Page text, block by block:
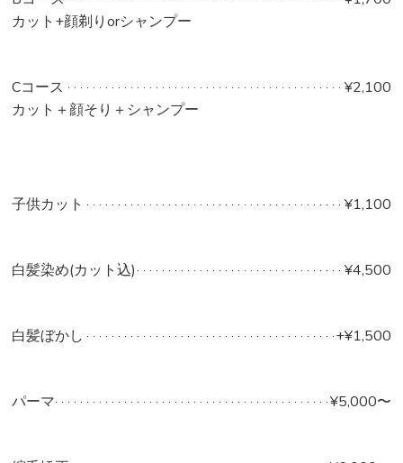
カット+顔剃りorシャンプー
Cコース
¥2,100
カット＋顔そり＋シャンプー
子供カット ¥1,100
白髪染め(カット込) ¥4,500
白髪ぼかし +¥1,500
パーマ ¥5,000〜